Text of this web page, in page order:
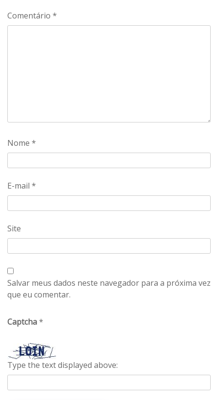
Comentário *
Nome *
E-mail *
Site
Salvar meus dados neste navegador para a próxima vez
que eu comentar.
Captcha*
Type the text displayed above: